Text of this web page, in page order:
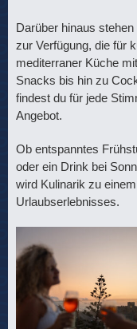
Darüber hinaus stehen
zur Verfügung, die für
mediterraner Küche
Snacks bis hin zu
findest du für jede
Angebot.
Ob entspanntes
oder ein Drink bei
wird Kulinarik zu
Urlaubserlebnisses.